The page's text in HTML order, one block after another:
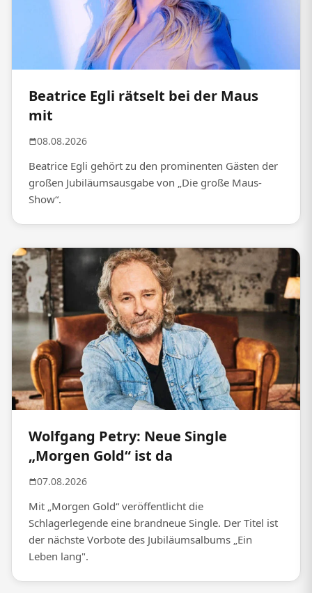
Beatrice Egli rätselt bei der Maus
mit
08.08.2026
Beatrice Egli gehört zu den prominenten Gästen der
großen Jubiläumsausgabe von „Die große Maus-
Show“.
Wolfgang Petry: Neue Single
„Morgen Gold“ ist da
07.08.2026
Mit „Morgen Gold“ veröffentlicht die
Schlagerlegende eine brandneue Single. Der Titel ist
der nächste Vorbote des Jubiläumsalbums „Ein
Leben lang".